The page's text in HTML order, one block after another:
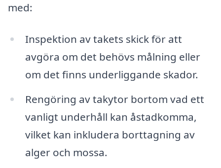
med:
Inspektion av takets skick för att
avgöra om det behövs målning eller
om det finns underliggande skador.
Rengöring av takytor bortom vad ett
vanligt underhåll kan åstadkomma,
vilket kan inkludera borttagning av
alger och mossa.